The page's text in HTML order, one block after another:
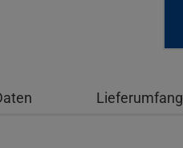
Lieferumfang